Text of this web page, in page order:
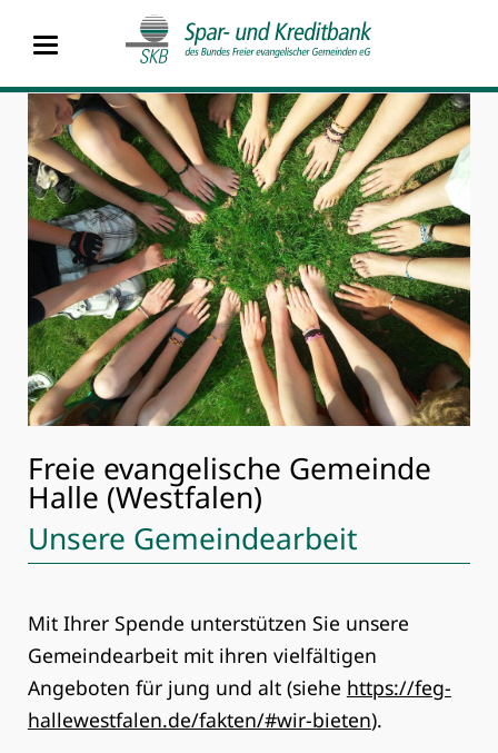
Freie evangelische Gemeinde
Halle (Westfalen)
Unsere Gemeindearbeit
Mit Ihrer Spende unterstützen Sie unsere
Gemeindearbeit mit ihren vielfältigen
Angeboten für jung und alt (siehe https://feg-
hallewestfalen.de/fakten/#wir-bieten).